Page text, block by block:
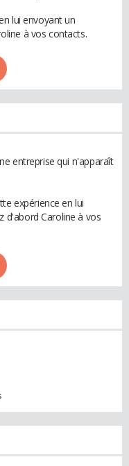
lui envoyant un
à vos contacts.
entreprise qui n'apparaît
expérience en lui
d'abord Caroline à vos